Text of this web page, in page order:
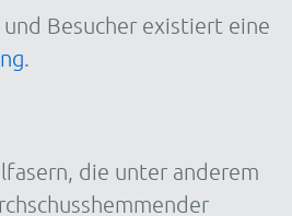
und Besucher existiert eine
.
die unter anderem